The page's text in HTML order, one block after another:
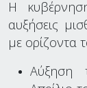
Η
αυξήσεις
με ορίζοντα
Αύξηση